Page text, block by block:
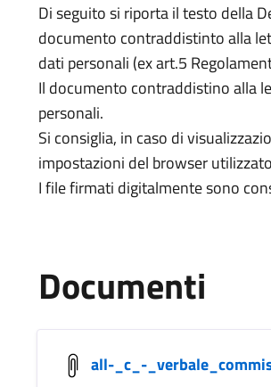
Di seguito si riporta il testo della
documento contraddistinto alla
dati personali (ex art.5
Il documento contraddistino alla
personali.
Si consiglia, in caso di
impostazioni del browser
I file firmati digitalmente sono
Documenti
all-_c_-